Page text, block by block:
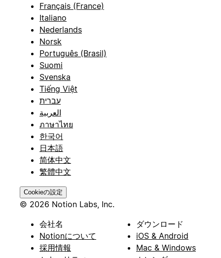
Français (France)
Italiano
Nederlands
Norsk
Português (Brasil)
Suomi
Svenska
Tiếng Việt
עברית
العربية
ภาษาไทย
한국어
日本語
简体中文
繁體中文
Cookieの設定
© 2026 Notion Labs, Inc.
会社名
Notionについて
採用情報
ダウンロード
iOS & Android
Mac & Windows